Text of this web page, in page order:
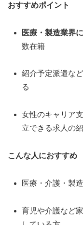
おすすめポイント
医療・製造業界
数在籍
紹介予定派遣な
る
女性のキャリア
立できる求人の
こんな人におすすめ
医療・介護・製
育児や介護など